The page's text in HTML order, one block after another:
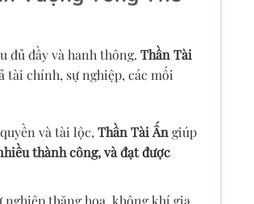
đủ đầy và hanh thông. Thần Tài
tài chính, sự nghiệp, các mối
và tài lộc, Thần Tài Ấn giúp
thành công, và đạt được
thăng hoa, không khí gia